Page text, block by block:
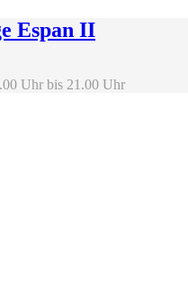
Espan II
Uhr bis 21.00 Uhr